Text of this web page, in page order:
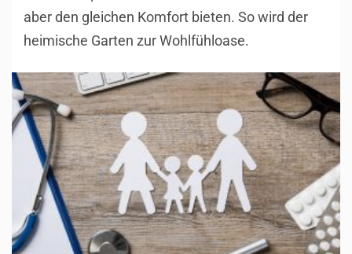
aber den gleichen Komfort bieten. So wird der
heimische Garten zur Wohlfühloase.